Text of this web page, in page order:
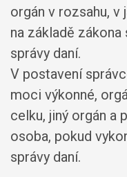
orgán v rozsahu, v
na základě
správy daní.
V postavení
moci výkonné,
celku, jiný orgán a
osoba, pokud
správy daní.